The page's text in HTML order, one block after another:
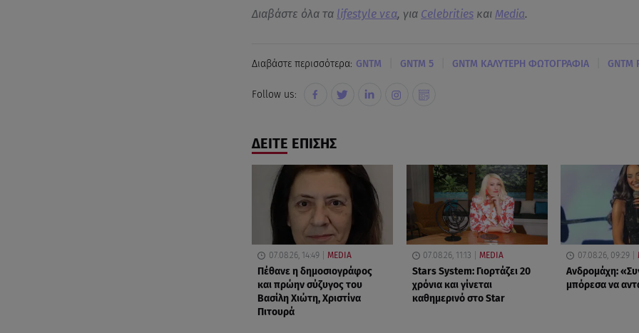
Διαβάστε όλα τα lifestyle νεα, για Celebritiesκαι Media.
Διαβάστε περισσότερα: GNTM GNTM 5 GNTM ΚΑΛΥΤΕΡΗ ΦΩΤΟΓΡΑΦΙΑ
Follow us:
ΔΕΙΤΕ ΕΠΙΣΗΣ
07.08.26, 14:49 MEDIA
Πέθανε η δημοσιογράφος
και πρώην σύζυγος του
Βασίλη Χιώτη, Χριστίνα
Πιτουρά
07.08.26, 11:13 MEDIA
Stars System: Γιορτάζει 20
χρόνια και γίνεται
καθημερινό στο Star
07.08.26, 09:29
Ανδρομάχη:
μπόρεσα να